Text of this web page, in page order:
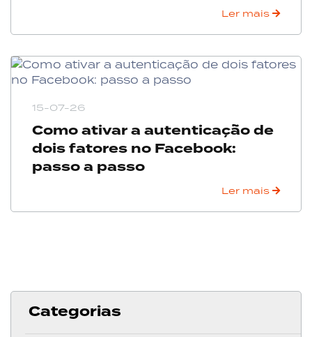
Ler mais
15-07-26
Como ativar a autenticação de
dois fatores no Facebook:
passo a passo
Ler mais
Categorias